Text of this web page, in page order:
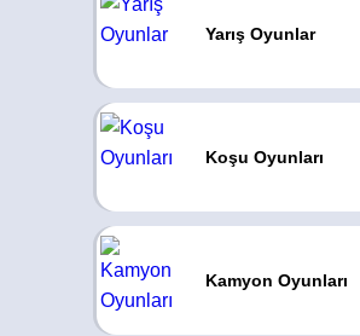
Yarış Oyunlar
Koşu Oyunları
Kamyon Oyunları